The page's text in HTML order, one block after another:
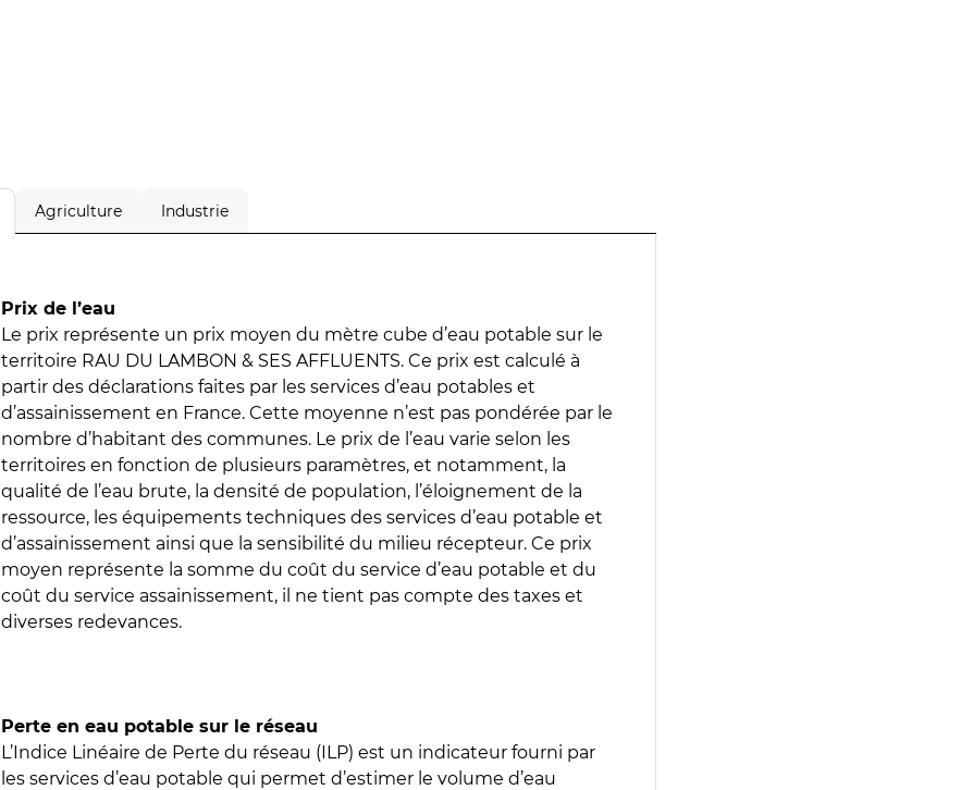
Agriculture Industrie
Prix de l’eau
Le prix représente un prix moyen du mètre cube d’eau potable sur le
territoire RAU DU LAMBON & SES AFFLUENTS. Ce prix est calculé à
partir des déclarations faites par les services d’eau potables et
d’assainissement en France. Cette moyenne n’est pas pondérée par le
nombre d’habitant des communes. Le prix de l’eau varie selon les
territoires en fonction de plusieurs paramètres, et notamment, la
qualité de l’eau brute, la densité de population, l’éloignement de la
ressource, les équipements techniques des services d’eau potable et
d’assainissement ainsi que la sensibilité du milieu récepteur. Ce prix
moyen représente la somme du coût du service d’eau potable et du
coût du service assainissement, il ne tient pas compte des taxes et
diverses redevances.
Perte en eau potable sur le réseau
L’Indice Linéaire de Perte du réseau (ILP) est un indicateur fourni par
les services d’eau potable qui permet d’estimer le volume d’eau